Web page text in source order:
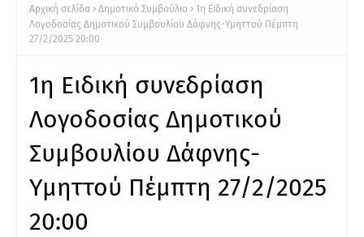
Αρχική σελίδα Δημοτικό Συμβούλιο
1η Ειδική συνεδρίαση
Λογοδοσίας Δημοτικού Συμβουλίου Δάφνης-Υμηττού Πέμπτη
27/2/2025 20:00
1η Ειδική συνεδρίαση
Λογοδοσίας Δημοτικού
Συμβουλίου Δάφνης-
Υμηττού Πέμπτη 27/2/2025
20:00